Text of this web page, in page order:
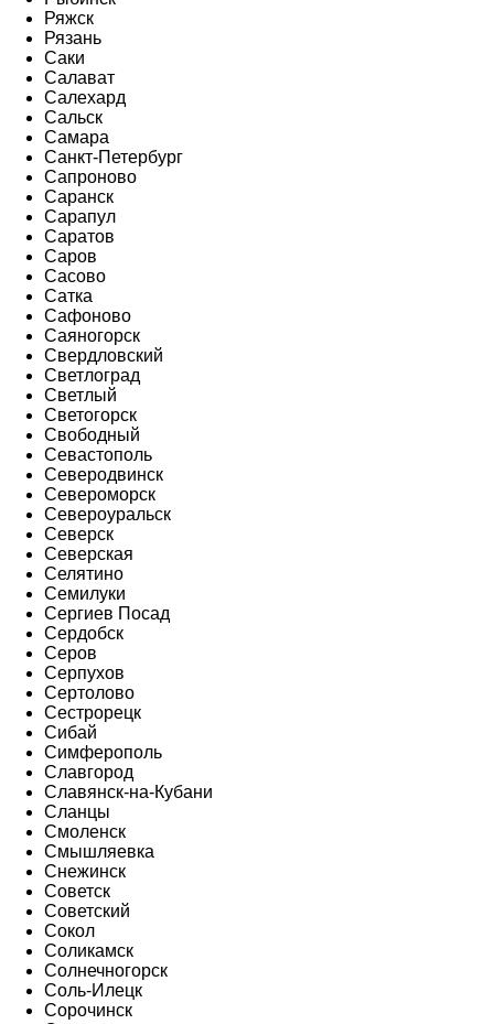
Ряжск
Рязань
Саки
Салават
Салехард
Сальск
Самара
Санкт-Петербург
Сапроново
Саранск
Сарапул
Саратов
Саров
Сасово
Сатка
Сафоново
Саяногорск
Свердловский
Светлоград
Светлый
Светогорск
Свободный
Севастополь
Северодвинск
Североморск
Североуральск
Северск
Северская
Селятино
Семилуки
Сергиев Посад
Сердобск
Серов
Серпухов
Сертолово
Сестрорецк
Сибай
Симферополь
Славгород
Славянск-на-Кубани
Сланцы
Смоленск
Смышляевка
Снежинск
Советск
Советский
Сокол
Соликамск
Солнечногорск
Соль-Илецк
Сорочинск